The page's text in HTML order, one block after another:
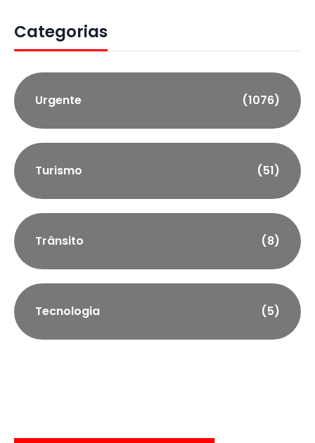
Categorias
Urgente (1076)
Turismo (51)
Trânsito (8)
Tecnologia (5)